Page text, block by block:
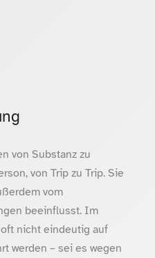
von Substanz zu
von Trip zu Trip. Sie
vom
beeinflusst. Im
nicht eindeutig auf
werden – sei es wegen